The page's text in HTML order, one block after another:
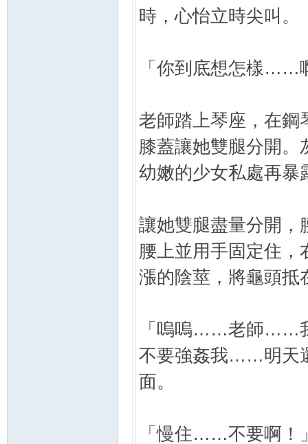
時，心怡立時尖叫。
「你到底想怎樣
老師踏上琴座，在鋼
膝蓋讓她雙腿分開。
幼嫩的少女私處再暴
讓她雙腿盡量分開，
腰上並用手固定住，
漲的陰莖，將龜頭抵
「嗚嗚……老師……
不要強姦我……明天
面。
「慢住……不要啊！